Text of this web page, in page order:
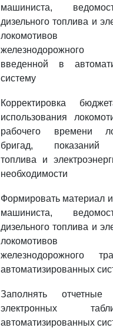
машиниста,
дизельного топлива и
железнодорожного
введенной в
систему
Корректировка
использования
рабочего времени
бригад, показаний
топлива и
необходимости
Формировать материал
машиниста,
дизельного топлива и
железнодорожного
автоматизированных
Заполнять
электронных
автоматизированных